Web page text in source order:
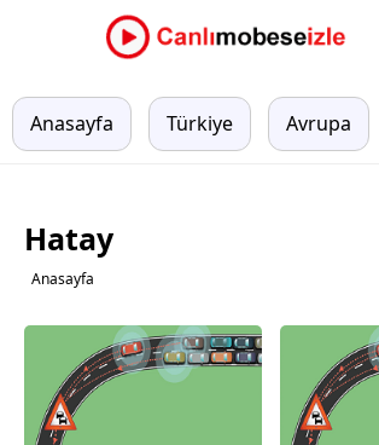
Anasayfa Türkiye Avrupa
Hatay
Anasayfa